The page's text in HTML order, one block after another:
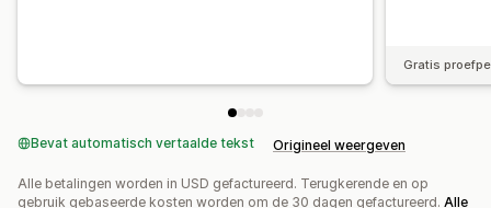
Gratis
Bevat automatisch vertaalde tekst Origineel weergeven
Alle betalingen worden in USD gefactureerd. Terugkerende en op
gebruik gebaseerde kosten worden om de 30 dagen gefactureerd. Alle